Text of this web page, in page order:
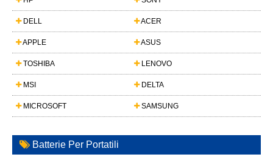
DELL ACER
APPLE ASUS
TOSHIBA LENOVO
MSI DELTA
MICROSOFT SAMSUNG
Batterie Per Portatili